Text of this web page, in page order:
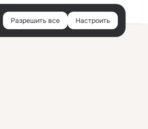
Войти
Разрешить все Настроить